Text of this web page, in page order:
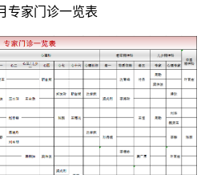
家门诊一览表